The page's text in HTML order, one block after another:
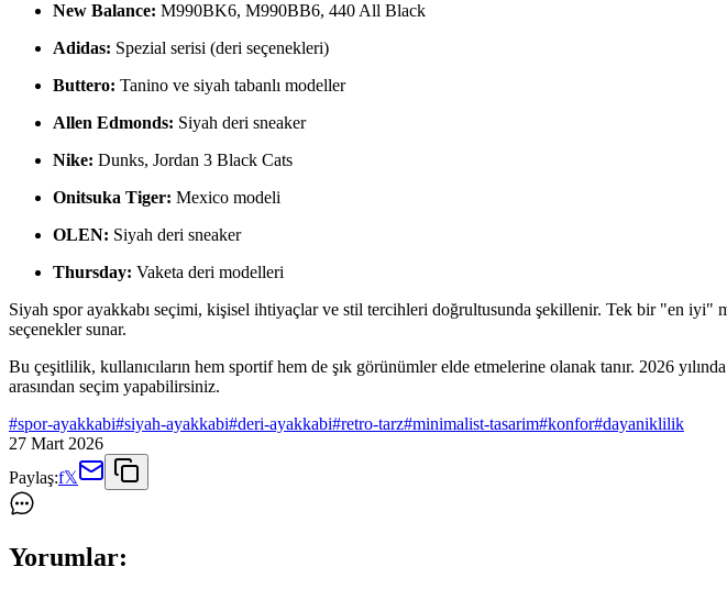
New Balance: M990BK6, M990BB6, 440 All Black
Adidas: Spezial serisi (deri seçenekleri)
Buttero: Tanino ve siyah tabanlı modeller
Allen Edmonds: Siyah deri sneaker
Nike: Dunks, Jordan 3 Black Cats
Onitsuka Tiger: Mexico modeli
OLEN: Siyah deri sneaker
Thursday: Vaketa deri modelleri
Siyah spor ayakkabı seçimi, kişisel ihtiyaçlar ve stil tercihleri doğrultusunda şekillenir. Tek bir "en
seçenekler sunar.
Bu çeşitlilik, kullanıcıların hem sportif hem de şık görünümler elde etmelerine olanak tanır. 2026
arasından seçim yapabilirsiniz.
#spor-ayakkabi#siyah-ayakkabi#deri-ayakkabi#retro-tarz#minimalist-tasarim#konfor#dayaniklilik
27 Mart 2026
Paylaş:f𝕏
Yorumlar: